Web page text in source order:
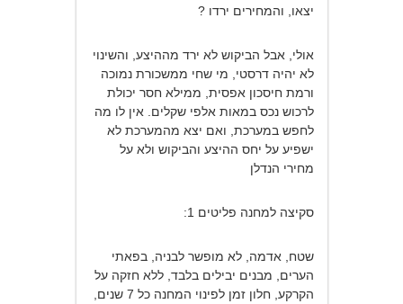
יצאו, והמחירים ירדו ?
אולי, אבל הביקוש לא ירד מההיצע, והשינוי
לא יהיה דרסטי, מי שחי ממשכורת נמוכה
ורמת חיסכון אפסית, ממילא חסר יכולת
לרכוש נכס במאות אלפי שקלים. אין לו מה
לחפש במערכת, ואם יצא מהמערכת לא
ישפיע על יחס ההיצע והביקוש ולא על
מחירי הנדלן
סקיצה למחנה פליטים 1:
שטח, אדמה, לא מופשר לבניה, בפאתי
הערים, מבנים יבילים בלבד, ללא חזקה על
הקרקע, חלון זמן לפינוי המחנה כל 7 שנים,